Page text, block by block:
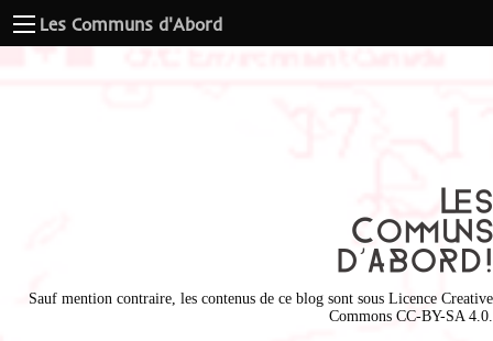
Les Communs d'Abord
Sauf mention contraire, les contenus de ce blog sont sous Licence Creative
Commons CC-BY-SA 4.0